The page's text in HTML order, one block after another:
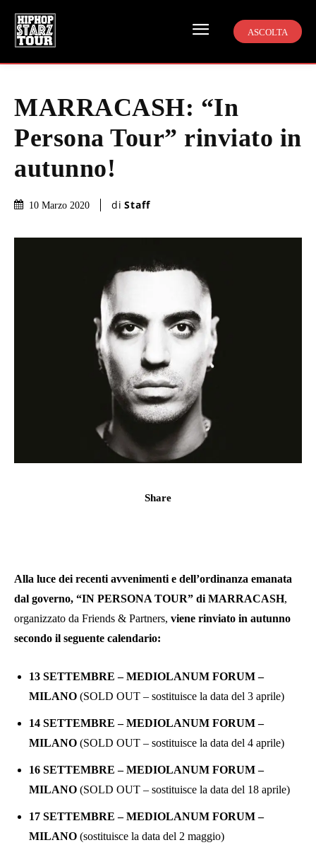
ASCOLTA
MARRACASH: “In
Persona Tour” rinviato in
autunno!
10 Marzo 2020 di Staff
Share
Alla luce dei recenti avvenimenti e dell’ordinanza emanata
dal governo, “IN PERSONA TOUR” di MARRACASH,
organizzato da Friends & Partners, viene rinviato in autunno
secondo il seguente calendario:
13 SETTEMBRE – MEDIOLANUM FORUM –
MILANO (SOLD OUT – sostituisce la data del 3 aprile)
14 SETTEMBRE – MEDIOLANUM FORUM –
MILANO (SOLD OUT – sostituisce la data del 4 aprile)
16 SETTEMBRE – MEDIOLANUM FORUM –
MILANO (SOLD OUT – sostituisce la data del 18 aprile)
17 SETTEMBRE – MEDIOLANUM FORUM –
MILANO (sostituisce la data del 2 maggio)